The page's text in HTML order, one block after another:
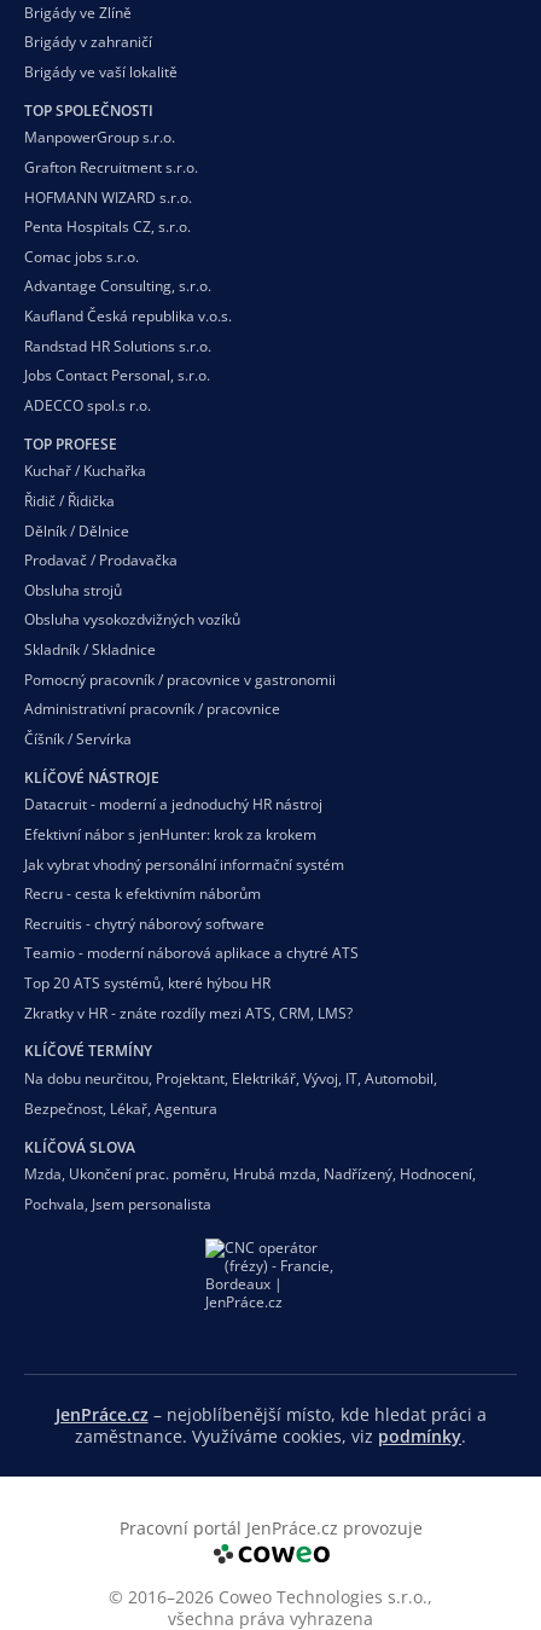
Brigády ve Zlíně
Brigády v zahraničí
Brigády ve vaší lokalitě
TOP SPOLEČNOSTI
ManpowerGroup s.r.o.
Grafton Recruitment s.r.o.
HOFMANN WIZARD s.r.o.
Penta Hospitals CZ, s.r.o.
Comac jobs s.r.o.
Advantage Consulting, s.r.o.
Kaufland Česká republika v.o.s.
Randstad HR Solutions s.r.o.
Jobs Contact Personal, s.r.o.
ADECCO spol.s r.o.
TOP PROFESE
Kuchař / Kuchařka
Řidič / Řidička
Dělník / Dělnice
Prodavač / Prodavačka
Obsluha strojů
Obsluha vysokozdvižných vozíků
Skladník / Skladnice
Pomocný pracovník / pracovnice v gastronomii
Administrativní pracovník / pracovnice
Číšník / Servírka
KLÍČOVÉ NÁSTROJE
Datacruit - moderní a jednoduchý HR nástroj
Efektivní nábor s jenHunter: krok za krokem
Jak vybrat vhodný personální informační systém
Recru - cesta k efektivním náborům
Recruitis - chytrý náborový software
Teamio - moderní náborová aplikace a chytré ATS
Top 20 ATS systémů, které hýbou HR
Zkratky v HR - znáte rozdíly mezi ATS, CRM, LMS?
KLÍČOVÉ TERMÍNY
Na dobu neurčitou, Projektant, Elektrikář, Vývoj, IT, Automobil,
Bezpečnost, Lékař, Agentura
KLÍČOVÁ SLOVA
Mzda, Ukončení prac. poměru, Hrubá mzda, Nadřízený, Hodnocení,
Pochvala, Jsem personalista
JenPráce.cz – nejoblíbenější místo, kde hledat práci a
zaměstnance. Využíváme cookies, viz podmínky.
Pracovní portál JenPráce.cz provozuje
© 2016–2026 Coweo Technologies s.r.o.,
všechna práva vyhrazena